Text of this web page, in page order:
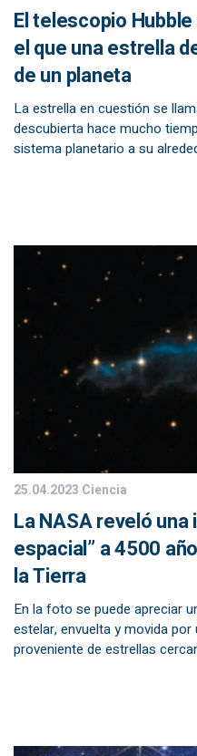
El telescopio
el que una estrella
de un planeta
La estrella en cuestión se
descubierta hace mucho
sistema planetario a su
25.04.2023 Ciencia
La NASA reveló
espacial” a 4500
la Tierra
En la foto se puede apreciar
estelar, envuelta y movida
proveniente de estrellas